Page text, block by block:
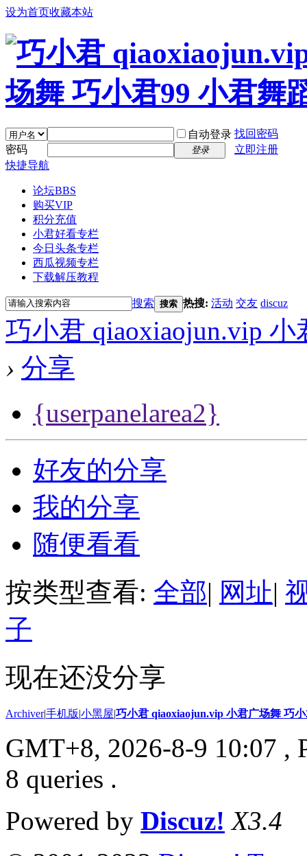
设为首页收藏本站
自动登录 找回密码
密码
登录
立即注册
快捷导航
论坛BBS
购买VIP
积分充值
小君好看专栏
今日头条专栏
西瓜视频专栏
下载解压教程
搜索 搜索 热搜: 活动 交友 discuz
巧小君 qiaoxiaojun.vip
› 分享
{userpanelarea2}
好友的分享
我的分享
随便看看
按类型查看: 全部| 网址|
子
现在还没分享
Archiver|手机版|小黑屋|巧小君 qiaoxiaojun.vip 小君广场舞 巧
GMT+8, 2026-8-9 10:07 ,
8 queries .
Powered by Discuz! X3.4